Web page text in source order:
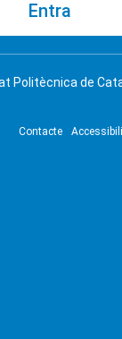
Politècnica de
Contacte